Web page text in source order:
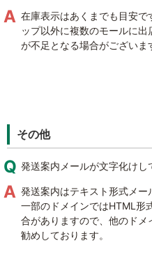
在庫表示はあくまでも目安で
ップ以外に複数のモールに
が不足となる場合がございま
その他
発送案内メールが文字化けし
発送案内はテキスト形式メ
一部のドメインではHTML形
合がありますので、他のド
勧めしております。